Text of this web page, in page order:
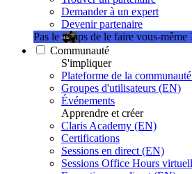
Demander à un expert
Devenir partenaire
Pas le temps de le faire vous-même
Communauté
S'impliquer
Plateforme de la
Groupes d'utilisateurs (EN)
Événements
Apprendre et créer
Claris Academy (EN)
Certifications
Sessions en direct (EN)
Sessions Office Hours